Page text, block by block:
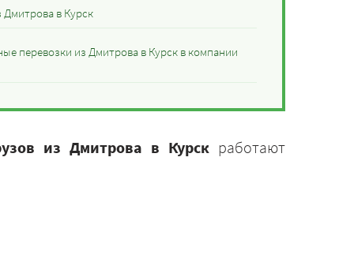
в Курск
перевозки из Дмитрова в Курск в компании
из Дмитрова в Курск работают